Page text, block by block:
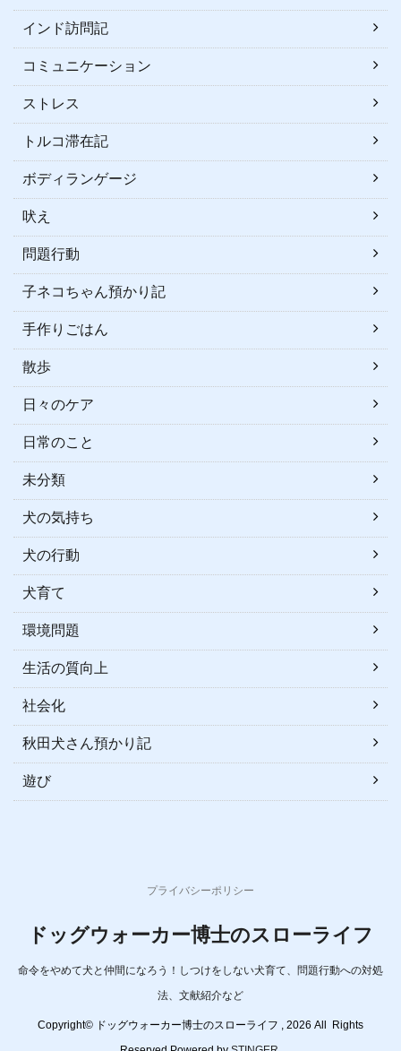
インド訪問記
コミュニケーション
ストレス
トルコ滞在記
ボディランゲージ
吠え
問題行動
子ネコちゃん預かり記
手作りごはん
散歩
日々のケア
日常のこと
未分類
犬の気持ち
犬の行動
犬育て
環境問題
生活の質向上
社会化
秋田犬さん預かり記
遊び
プライバシーポリシー
ドッグウォーカー博士のスローライフ
命令をやめて犬と仲間になろう！しつけをしない犬育て、問題行動への対処
法、文献紹介など
Copyright© ドッグウォーカー博士のスローライフ , 2026 All Rights